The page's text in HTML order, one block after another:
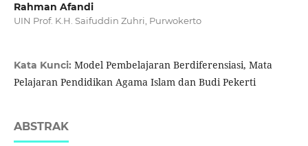
Rahman Afandi
UIN Prof. K.H. Saifuddin Zuhri, Purwokerto
Kata Kunci: Model Pembelajaran Berdiferensiasi, Mata
Pelajaran Pendidikan Agama Islam dan Budi Pekerti
ABSTRAK